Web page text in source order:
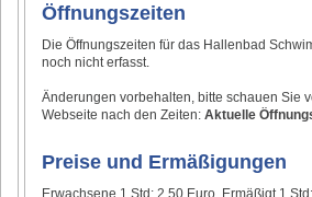
Öffnungszeiten
Die Öffnungszeiten für das Hallenbad
noch nicht erfasst.
Änderungen vorbehalten, bitte schauen Sie
Webseite nach den Zeiten:Aktuelle
Preise und Ermäßigungen
Erwachsene 1 Std: 2,50 Euro. Ermäßigt 1